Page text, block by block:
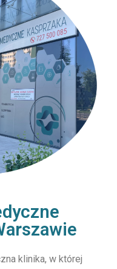
klinika, w której